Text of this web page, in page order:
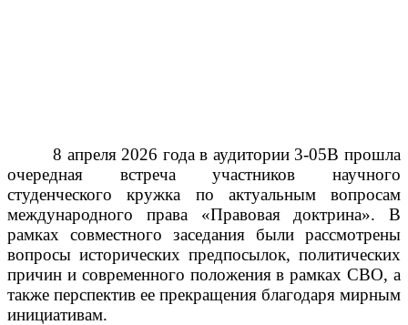
8 апреля 2026 года в аудитории 3-05В прошла
очередная встреча участников научного
студенческого кружка по актуальным вопросам
международного права «Правовая доктрина». В
рамках совместного заседания были рассмотрены
вопросы исторических предпосылок, политических
причин и современного положения в рамках СВО, а
также перспектив ее прекращения благодаря мирным
инициативам.